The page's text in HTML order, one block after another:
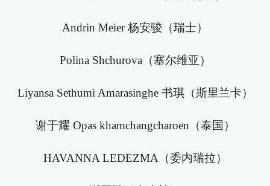
Andrin Meier 杨安骏（瑞士）
Polina Shchurova（塞尔维亚）
Liyansa Sethumi Amarasinghe 书琪（斯里兰卡）
谢于耀 Opas khamchangcharoen（泰国）
HAVANNA LEDEZMA（委内瑞拉）